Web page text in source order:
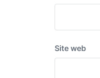
Site web